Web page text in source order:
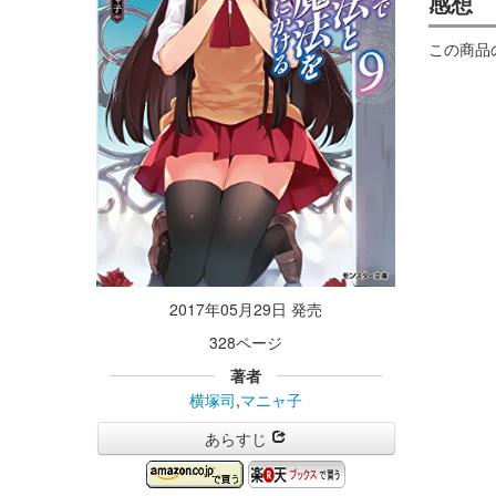
2017年05月29日 発売
328ページ
著者
横塚司,マニャ子
あらすじ
この商品